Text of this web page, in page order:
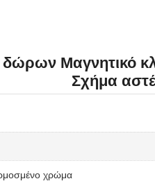
δώρων Μαγνητικό
Σχήμα
χρώμα